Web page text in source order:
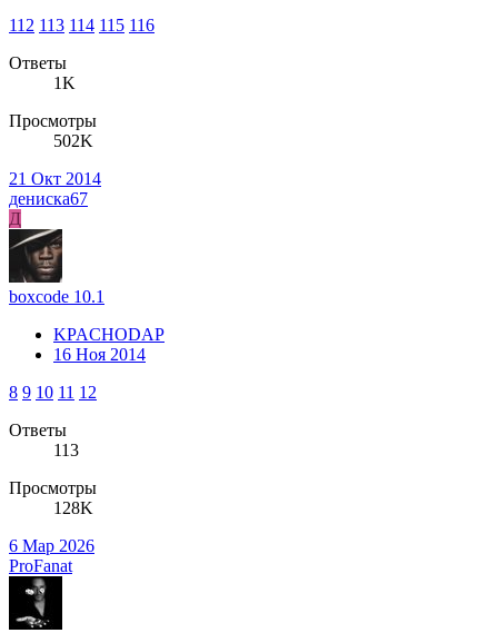
112 113 114 115 116
Ответы
1K
Просмотры
502K
21 Окт 2014
дениска67
Д
boxcode 10.1
KPACHODAP
16 Ноя 2014
8 9 10 11 12
Ответы
113
Просмотры
128K
6 Мар 2026
ProFanat